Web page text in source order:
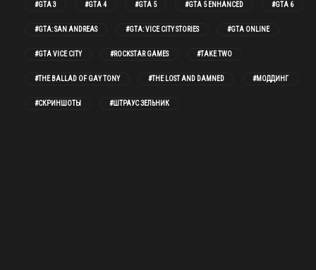
#GTA 3 #GTA 4 #GTA 5 #GTA 5 ENHANCED #GTA 6
#GTA: SAN ANDREAS #GTA: VICE CITY STORIES #GTA ONLINE
#GTA VICE CITY #ROCKSTAR GAMES #TAKE TWO
#THE BALLAD OF GAY TONY #THE LOST AND DAMNED #МОДДИНГ
#СКРИНШОТЫ #ШТРАУС ЗЕЛЬНИК